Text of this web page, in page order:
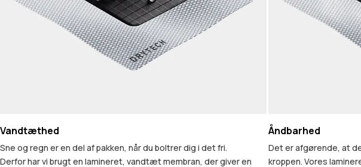
Vandtæthed
Sne og regn er en del af pakken, når du boltrer dig i det fri.
Derfor har vi brugt en lamineret, vandtæt membran, der giver en
Åndbarhed
Det er afgørende, at
kroppen. Vores